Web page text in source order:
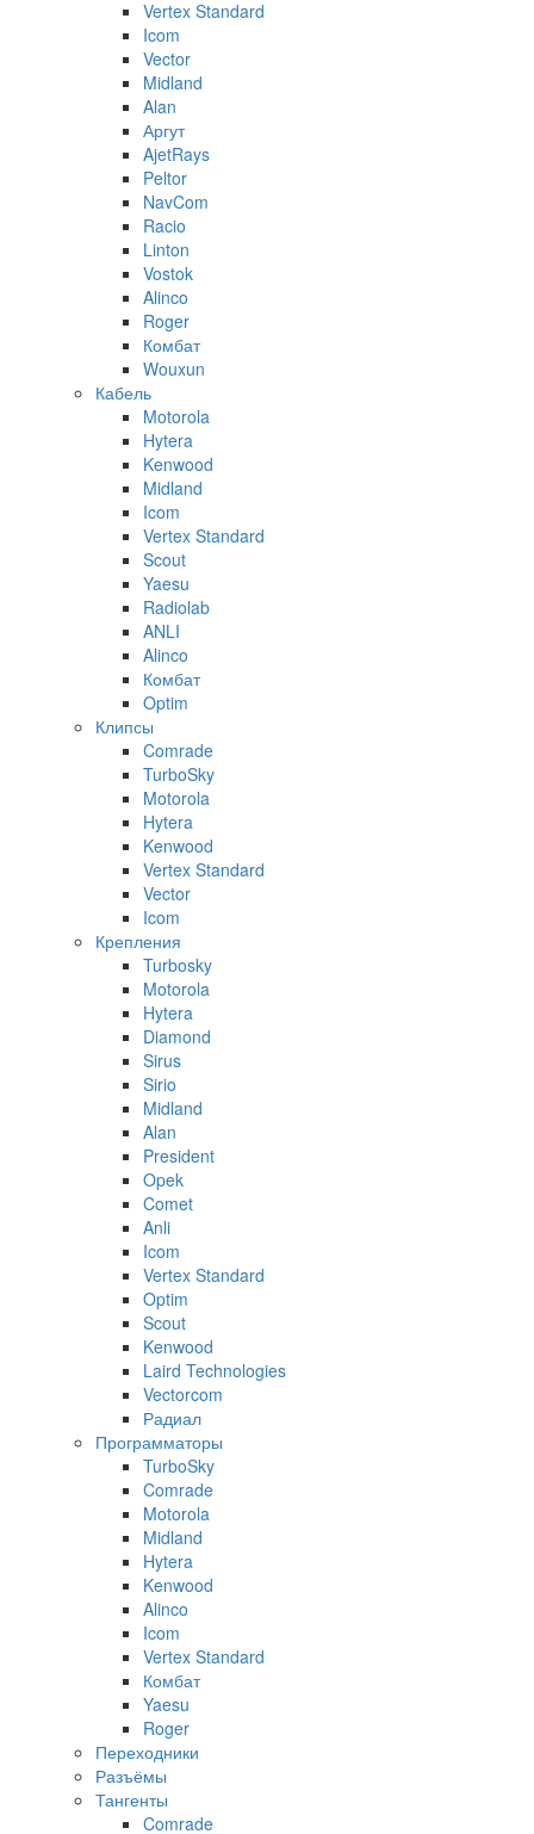
Vertex Standard
Icom
Vector
Midland
Alan
Аргут
AjetRays
Peltor
NavCom
Racio
Linton
Vostok
Alinco
Roger
Комбат
Wouxun
Кабель
Motorola
Hytera
Kenwood
Midland
Icom
Vertex Standard
Scout
Yaesu
Radiolab
ANLI
Alinco
Комбат
Optim
Клипсы
Comrade
TurboSky
Motorola
Hytera
Kenwood
Vertex Standard
Vector
Icom
Крепления
Turbosky
Motorola
Hytera
Diamond
Sirus
Sirio
Midland
Alan
President
Opek
Comet
Anli
Icom
Vertex Standard
Optim
Scout
Kenwood
Laird Technologies
Vectorcom
Радиал
Программаторы
TurboSky
Comrade
Motorola
Midland
Hytera
Kenwood
Alinco
Icom
Vertex Standard
Комбат
Yaesu
Roger
Переходники
Разъёмы
Тангенты
Comrade